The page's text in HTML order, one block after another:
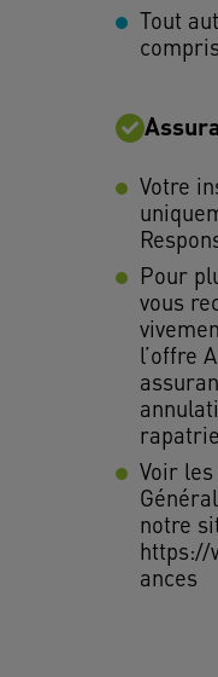
Tout
Votre
Pour
vous
l’offre
Voir
notre
https://
ances